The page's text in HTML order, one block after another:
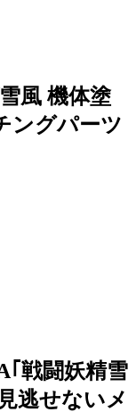
風 機体塗
ングパーツ
｢戦闘妖精雪
逃せないメ